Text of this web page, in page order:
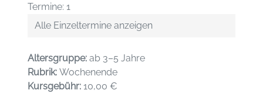
Termine: 1
Alle Einzeltermine anzeigen
Altersgruppe: ab 3–5 Jahre
Rubrik: Wochenende
Kursgebühr: 10,00 €